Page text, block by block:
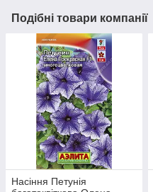
Подібні товари компанії
Насіння Петунія